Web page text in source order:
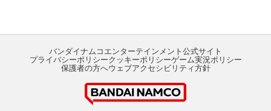
バンダイナムコエンターテインメント公式サイト
プライバシーポリシークッキーポリシーゲーム実況ポリシー
保護者の方へウェブアクセシビリティ方針